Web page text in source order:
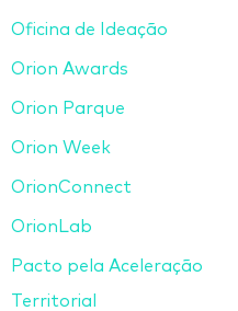
Oficina de Ideação
Orion Awards
Orion Parque
Orion Week
OrionConnect
OrionLab
Pacto pela Aceleração
Territorial